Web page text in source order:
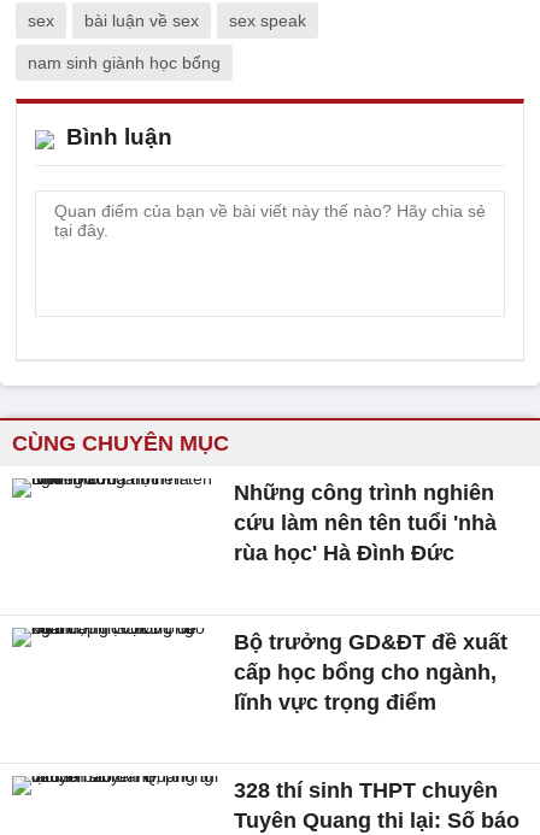
sex bài luận về sex sex speak
nam sinh giành học bổng
Bình luận
CÙNG CHUYÊN MỤC
Những công trình nghiên
cứu làm nên tên tuổi 'nhà
rùa học' Hà Đình Đức
Bộ trưởng GD&ĐT đề xuất
cấp học bổng cho ngành,
lĩnh vực trọng điểm
328 thí sinh THPT chuyên
Tuyên Quang thi lại: Số báo